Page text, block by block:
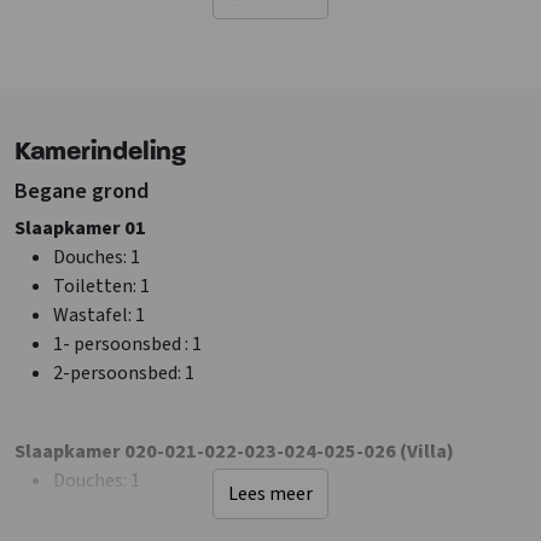
Aan drukke weg
Niet op vakantiepark
Landelijk
Vrij gelegen accommodatie
Bosrijke omgeving
Faciliteiten (Buiten)
Terras
Tuin/Erf is omheind
Fietsenberging
Barbecue aanwezig
Barbecueën toegestaan
Kamerindeling
Begane grond
Slaapkamer 01
Douches: 1
Toiletten: 1
Wastafel: 1
1- persoonsbed : 1
2-persoonsbed: 1
Slaapkamer 020-021-022-023-024-025-026 (Villa)
Douches: 1
Lees meer